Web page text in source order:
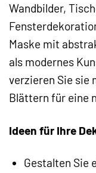
Wandbilder,
Maske mit
als modernes
verzieren Sie sie
Blättern für eine
Ideen für Ihre
Gestalten Sie